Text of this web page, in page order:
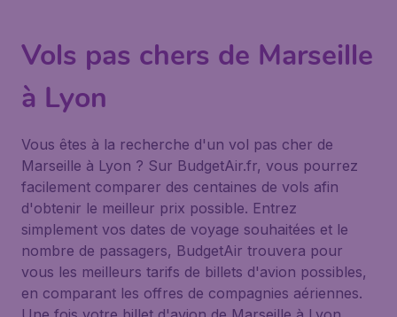
Vols pas chers de Marseille
à Lyon
Vous êtes à la recherche d'un vol pas cher de
Marseille à Lyon ? Sur BudgetAir.fr, vous pourrez
facilement comparer des centaines de vols afin
d'obtenir le meilleur prix possible. Entrez
simplement vos dates de voyage souhaitées et le
nombre de passagers, BudgetAir trouvera pour
vous les meilleurs tarifs de billets d'avion possibles,
en comparant les offres de compagnies aériennes.